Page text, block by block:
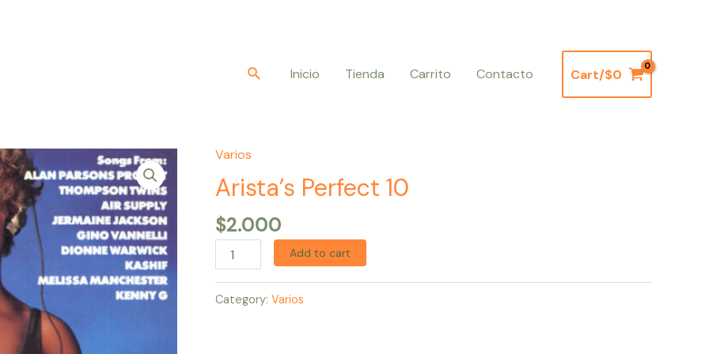
BuscarInicio Tienda Carrito Contacto Cart/$0
Varios
Arista’s Perfect 10
$2.000
Arista's
Perfect
10
quantity
Add to cart
Category: Varios